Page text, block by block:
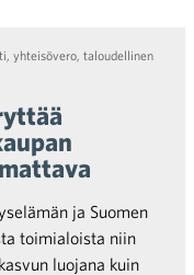
, yhteisövero, taloudellinen
ja Suomen
toimialoista niin
luojana kuin